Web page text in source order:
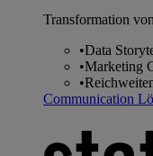
Transformation
•Data
•Marketing
•
Communication